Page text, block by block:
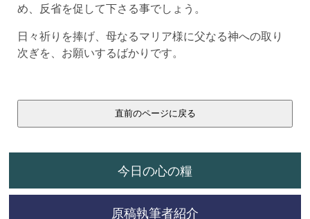
め、反省を促して下さる事でしょう。
日々祈りを捧げ、母なるマリア様に父なる神への取り
次ぎを、お願いするばかりです。
今日の心の糧
原稿執筆者紹介